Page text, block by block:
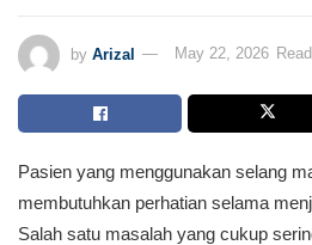
by Arizal May 22, 2026
Pasien yang menggunakan selang
membutuhkan perhatian selama
Salah satu masalah yang cukup